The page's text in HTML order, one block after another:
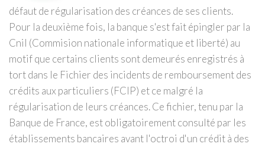
défaut de régularisation des créances de ses clients.
Pour la deuxième fois, la banque s'est fait épingler par la
Cnil (Commision nationale informatique et liberté) au
motif que certains clients sont demeurés enregistrés à
tort dans le Fichier des incidents de remboursement des
crédits aux particuliers (FCIP) et ce malgré la
régularisation de leurs créances. Ce fichier, tenu par la
Banque de France, est obligatoirement consulté par les
établissements bancaires avant l'octroi d'un crédit à des